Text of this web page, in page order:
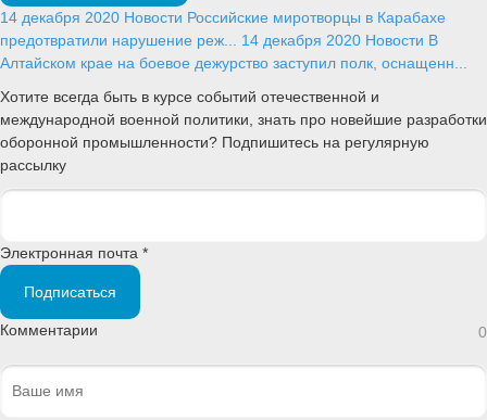
14 декабря 2020 Новости Российские миротворцы в Карабахе
предотвратили нарушение реж... 14 декабря 2020 Новости В
Алтайском крае на боевое дежурство заступил полк, оснащенн...
Хотите всегда быть в курсе событий отечественной и
международной военной политики, знать про новейшие разработки
оборонной промышленности? Подпишитесь на регулярную
рассылку
Электронная почта *
Подписаться
Комментарии 0